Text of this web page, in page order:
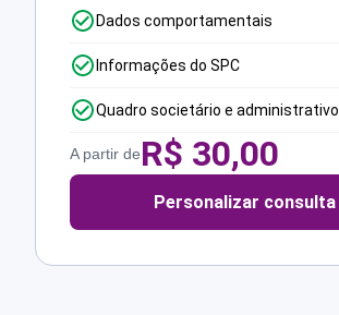
Dados comportamentais
Informações do SPC
Quadro societário e administrativo
A partir deR$ 30,00
Personalizar consulta